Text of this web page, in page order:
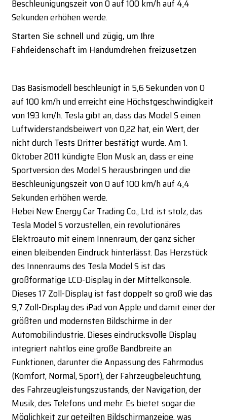
Beschleunigungszeit von 0 auf 100 km/h auf 4,4
Sekunden erhöhen werde.
Starten Sie schnell und zügig, um Ihre
Fahrleidenschaft im Handumdrehen freizusetzen
Das Basismodell beschleunigt in 5,6 Sekunden von 0
auf 100 km/h und erreicht eine Höchstgeschwindigkeit
von 193 km/h. Tesla gibt an, dass das Model S einen
Luftwiderstandsbeiwert von 0,22 hat, ein Wert, der
nicht durch Tests Dritter bestätigt wurde. Am 1.
Oktober 2011 kündigte Elon Musk an, dass er eine
Sportversion des Model S herausbringen und die
Beschleunigungszeit von 0 auf 100 km/h auf 4,4
Sekunden erhöhen werde.
Hebei New Energy Car Trading Co., Ltd. ist stolz, das
Tesla Model S vorzustellen, ein revolutionäres
Elektroauto mit einem Innenraum, der ganz sicher
einen bleibenden Eindruck hinterlässt. Das Herzstück
des Innenraums des Tesla Model S ist das
großformatige LCD-Display in der Mittelkonsole.
Dieses 17 Zoll-Display ist fast doppelt so groß wie das
9,7 Zoll-Display des iPad von Apple und damit einer der
größten und modernsten Bildschirme in der
Automobilindustrie. Dieses eindrucksvolle Display
integriert nahtlos eine große Bandbreite an
Funktionen, darunter die Anpassung des Fahrmodus
(Komfort, Normal, Sport), der Fahrzeugbeleuchtung,
des Fahrzeugleistungszustands, der Navigation, der
Musik, des Telefons und mehr. Es bietet sogar die
Möglichkeit zur geteilten Bildschirmanzeige, was